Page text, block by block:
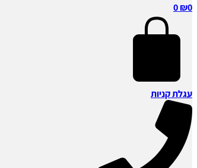
₪0
0
עגלת קניות